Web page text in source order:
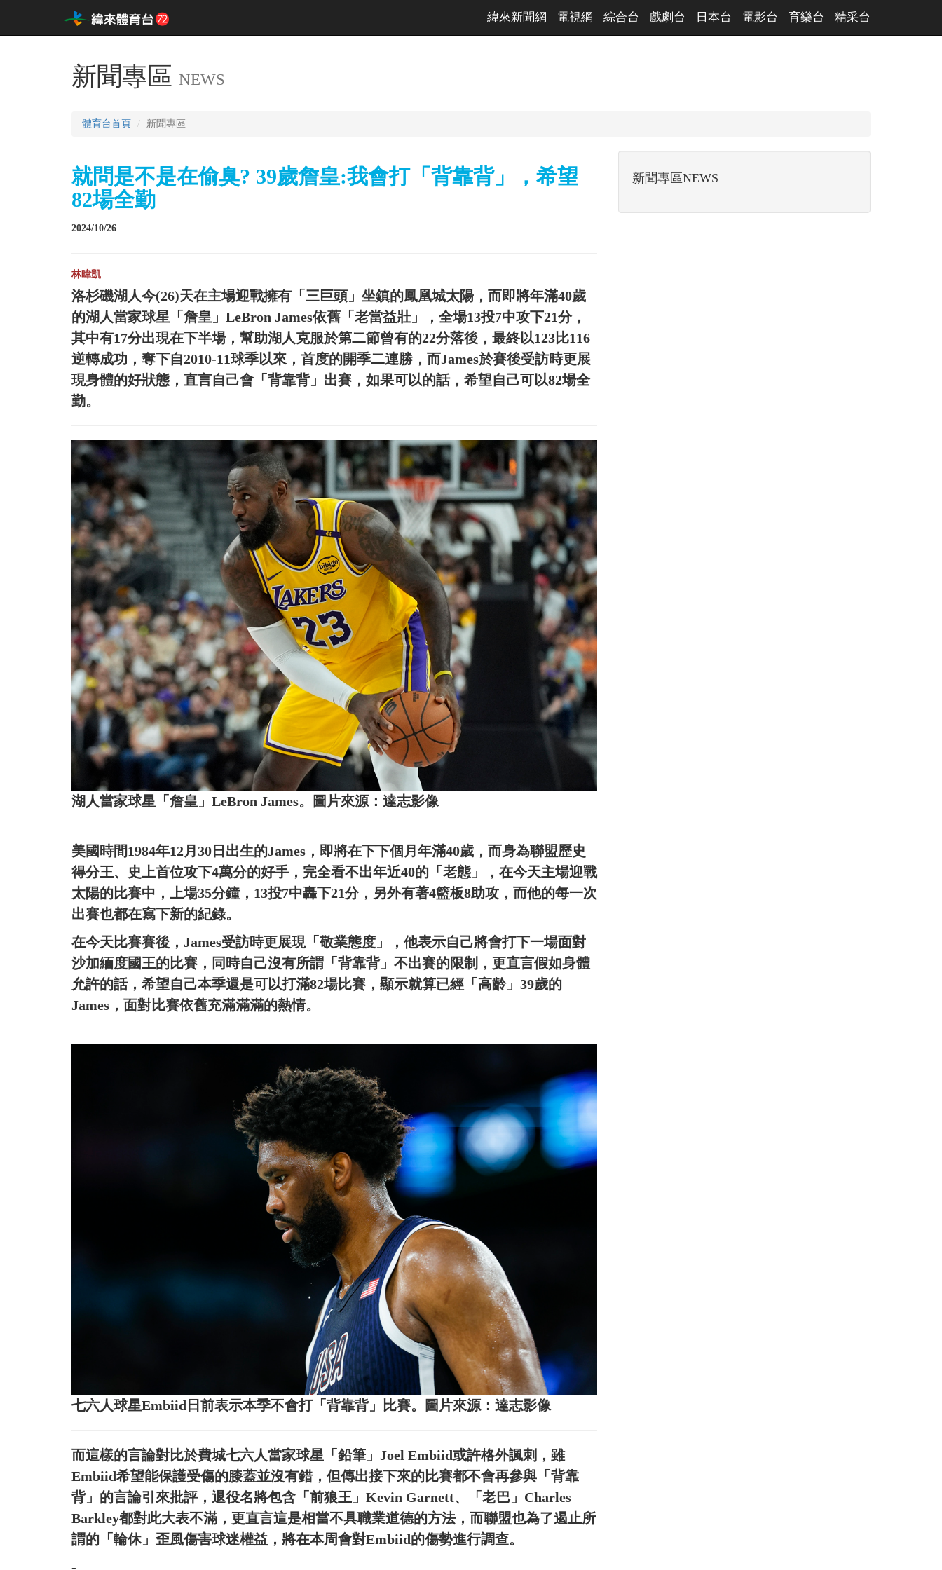
緯來新聞網 電視網 綜合台 戲劇台 日本台 電影台 育樂台 精采台
新聞專區 NEWS
體育台首頁 新聞專區
就問是不是在偷臭? 39歲詹皇:我會打「背靠背」，希望
82場全勤
2024/10/26
林暐凱
洛杉磯湖人今(26)天在主場迎戰擁有「三巨頭」坐鎮的鳳凰城太陽，而即將年滿40歲
的湖人當家球星「詹皇」LeBron James依舊「老當益壯」，全場13投7中攻下21分，
其中有17分出現在下半場，幫助湖人克服於第二節曾有的22分落後，最終以123比116
逆轉成功，奪下自2010-11球季以來，首度的開季二連勝，而James於賽後受訪時更展
現身體的好狀態，直言自己會「背靠背」出賽，如果可以的話，希望自己可以82場全
勤。
湖人當家球星「詹皇」LeBron James。圖片來源：達志影像
美國時間1984年12月30日出生的James，即將在下下個月年滿40歲，而身為聯盟歷史
得分王、史上首位攻下4萬分的好手，完全看不出年近40的「老態」，在今天主場迎戰
太陽的比賽中，上場35分鐘，13投7中轟下21分，另外有著4籃板8助攻，而他的每一次
出賽也都在寫下新的紀錄。
在今天比賽賽後，James受訪時更展現「敬業態度」，他表示自己將會打下一場面對
沙加緬度國王的比賽，同時自己沒有所謂「背靠背」不出賽的限制，更直言假如身體
允許的話，希望自己本季還是可以打滿82場比賽，顯示就算已經「高齡」39歲的
James，面對比賽依舊充滿滿滿的熱情。
七六人球星Embiid日前表示本季不會打「背靠背」比賽。圖片來源：達志影像
而這樣的言論對比於費城七六人當家球星「鉛筆」Joel Embiid或許格外諷刺，雖
Embiid希望能保護受傷的膝蓋並沒有錯，但傳出接下來的比賽都不會再參與「背靠
背」的言論引來批評，退役名將包含「前狼王」Kevin Garnett、「老巴」Charles
Barkley都對此大表不滿，更直言這是相當不具職業道德的方法，而聯盟也為了遏止所
謂的「輪休」歪風傷害球迷權益，將在本周會對Embiid的傷勢進行調查。
新聞專區NEWS